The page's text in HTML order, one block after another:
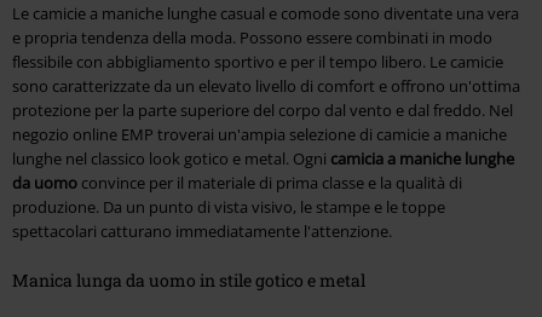
Le camicie a maniche lunghe casual e comode sono diventate una vera
e propria tendenza della moda. Possono essere combinati in modo
flessibile con abbigliamento sportivo e per il tempo libero. Le camicie
sono caratterizzate da un elevato livello di comfort e offrono un'ottima
protezione per la parte superiore del corpo dal vento e dal freddo. Nel
negozio online EMP troverai un'ampia selezione di camicie a maniche
lunghe nel classico look gotico e metal. Ogni camicia a maniche lunghe
da uomo convince per il materiale di prima classe e la qualità di
produzione. Da un punto di vista visivo, le stampe e le toppe
spettacolari catturano immediatamente l'attenzione.
Manica lunga da uomo in stile gotico e metal